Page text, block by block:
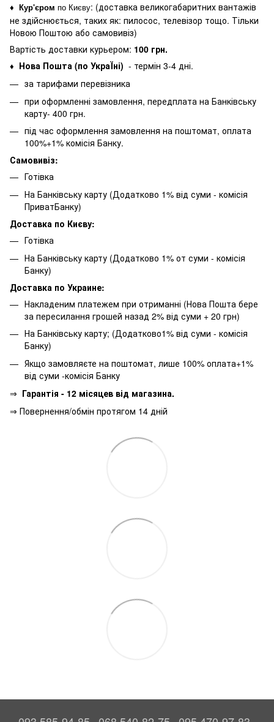
♦ Кур'єром по Києву: (доставка великогабаритних вантажів
не здійснюється, таких як: пилосос, телевізор тощо. Тільки
Новою Поштою або самовивіз)
Вартість доставки курьером: 100 грн.
♦ Нова Пошта (по УкраЇні) - термін 3-4 дні.
за тарифами перевізника
при оформленні замовлення, передплата на Банківську
карту- 400 грн.
під час оформлення замовлення на поштомат, оплата
100%+1% комісія Банку.
Самовивіз:
Готівка
На Банківську карту (Додатково 1% від суми - комісія
ПриватБанку)
Доставка по Києву:
Готівка
На Банківську карту (Додатково 1% от суми - комісія
Банку)
Доставка по Украине:
Накладеним платежем при отриманні (Нова Пошта бере
за пересилання грошей назад 2% від суми + 20 грн)
На Банківську карту; (Додатково1% від суми - комісія
Банку)
Якщо замовляєте на поштомат, лише 100% оплата+1%
від суми -комісія Банку
⇒ Гарантія - 12 місяцев від магазина.
⇒ Повернення/обмін протягом 14 дній